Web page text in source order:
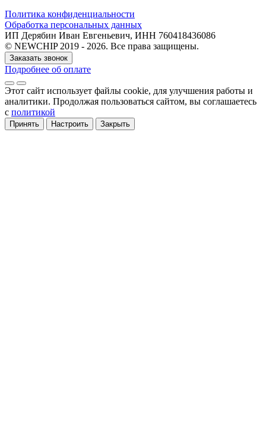
Политика конфиденциальности
Обработка персональных данных
ИП Дерябин Иван Евгеньевич, ИНН 760418436086
© NEWCHIP 2019 - 2026. Все права защищены.
Заказать звонок
Подробнее об оплате
Этот сайт использует файлы cookie, для улучшения работы и
аналитики. Продолжая пользоваться сайтом, вы соглашаетесь
с политикой
Принять Настроить Закрыть